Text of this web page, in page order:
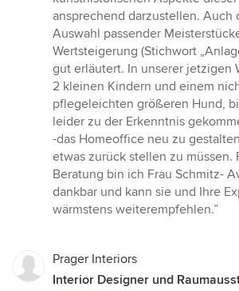
ansprechend darzustellen. Auch
Auswahl passender
Wertsteigerung (Stichwort
gut erläutert. In unserer jetzigen
2 kleinen Kindern und einem
pflegeleichten größeren Hund,
leider zu der Erkenntnis
-das Homeoffice neu zu
etwas zurück stellen zu müssen.
Beratung bin ich Frau Schmitz-
dankbar und kann sie und Ihre
wärmstens weiterempfehlen.”
Prager Interiors
Interior Designer und